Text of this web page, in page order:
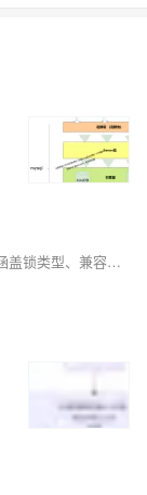
本文深入解析了MySQL的锁机制与事务隔离级别，涵盖锁类型、兼容性、死锁处理及性能优化策略，助你掌握高并发场景下的数据库并发控制核心技巧。